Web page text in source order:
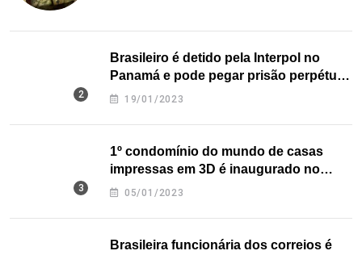
Brasileiro é detido pela Interpol no
Panamá e pode pegar prisão perpétua
nos EUA
19/01/2023
1º condomínio do mundo de casas
impressas em 3D é inaugurado no
Texas
05/01/2023
Brasileira funcionária dos correios é